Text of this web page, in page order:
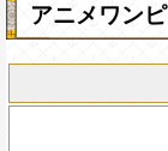
アニメワン